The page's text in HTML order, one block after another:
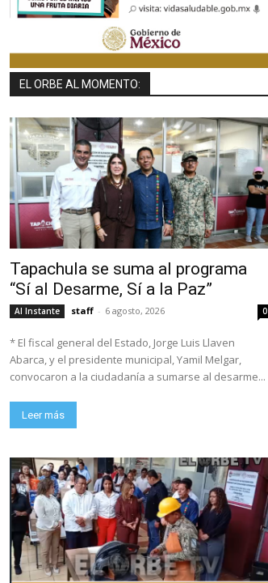
EL ORBE AL MOMENTO:
Tapachula se suma al programa
“Sí al Desarme, Sí a la Paz”
Al Instante staff - 6 agosto, 2026 0
* El fiscal general del Estado, Jorge Luis Llaven
Abarca, y el presidente municipal, Yamil Melgar,
convocaron a la ciudadanía a sumarse al desarme...
Leer más